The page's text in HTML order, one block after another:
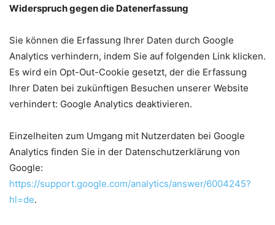
Widerspruch gegen die Datenerfassung
Sie können die Erfassung Ihrer Daten durch Google
Analytics verhindern, indem Sie auf folgenden Link klicken.
Es wird ein Opt-Out-Cookie gesetzt, der die Erfassung
Ihrer Daten bei zukünftigen Besuchen unserer Website
verhindert: Google Analytics deaktivieren.
Einzelheiten zum Umgang mit Nutzerdaten bei Google
Analytics finden Sie in der Datenschutzerklärung von
Google:
https://support.google.com/analytics/answer/6004245?
hl=de.